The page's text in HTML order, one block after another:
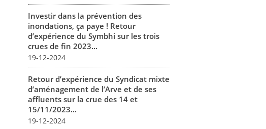
Investir dans la prévention des
inondations, ça paye ! Retour
d’expérience du Symbhi sur les trois
crues de fin 2023...
19-12-2024
Retour d’expérience du Syndicat mixte
d’aménagement de l’Arve et de ses
affluents sur la crue des 14 et
15/11/2023...
19-12-2024